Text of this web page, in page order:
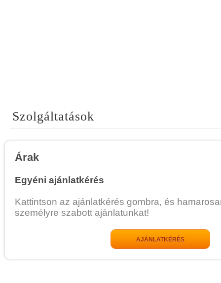
Szolgáltatások
Árak
Egyéni ajánlatkérés
Kattintson az ajánlatkérés gombra, és
személyre szabott ajánlatunkat!
AJÁNLATKÉRÉS